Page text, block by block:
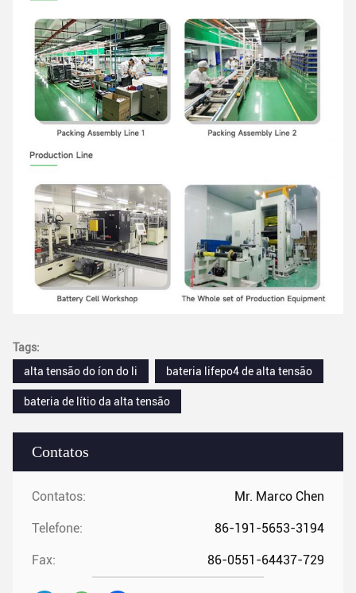
Contatos
Contatos: Mr. Marco Chen
Telefone: 86-191-5653-3194
Fax: 86-0551-64437-729
Tags:
alta tensão do íon do li
bateria lifepo4 de alta tensão
bateria de lítio da alta tensão